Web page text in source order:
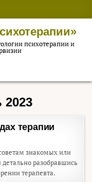
психотерапии и
терапии
знакомых или
разобравшись
терапевта.